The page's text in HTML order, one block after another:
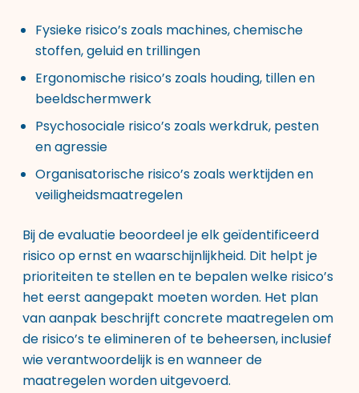
Fysieke risico’s zoals machines, chemische
stoffen, geluid en trillingen
Ergonomische risico’s zoals houding, tillen en
beeldschermwerk
Psychosociale risico’s zoals werkdruk, pesten
en agressie
Organisatorische risico’s zoals werktijden en
veiligheidsmaatregelen
Bij de evaluatie beoordeel je elk geïdentificeerd
risico op ernst en waarschijnlijkheid. Dit helpt je
prioriteiten te stellen en te bepalen welke risico’s
het eerst aangepakt moeten worden. Het plan
van aanpak beschrijft concrete maatregelen om
de risico’s te elimineren of te beheersen, inclusief
wie verantwoordelijk is en wanneer de
maatregelen worden uitgevoerd.